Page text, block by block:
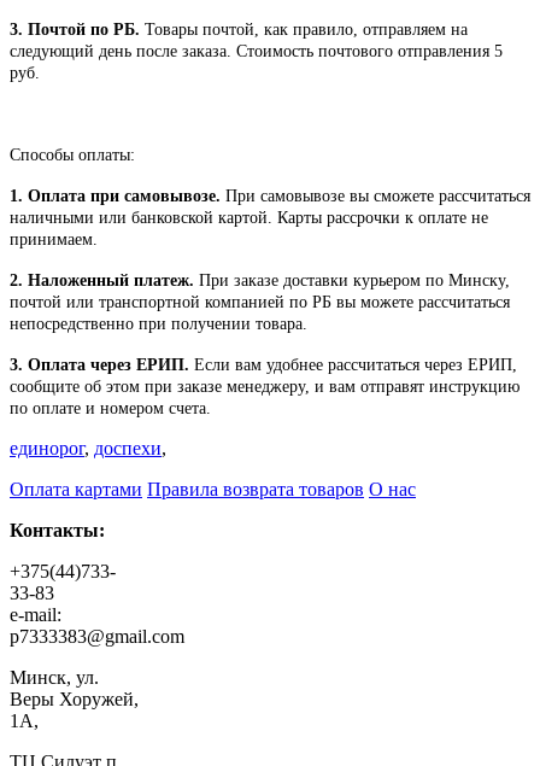
3. Почтой по РБ. Товары почтой, как правило, отправляем на
следующий день после заказа. Стоимость почтового отправления 5
руб.
Способы оплаты:
1. Оплата при самовывозе. При самовывозе вы сможете рассчитаться
наличными или банковской картой. Карты рассрочки к оплате не
принимаем.
2. Наложенный платеж. При заказе доставки курьером по Минску,
почтой или транспортной компанией по РБ вы можете рассчитаться
непосредственно при получении товара.
3. Оплата через ЕРИП. Если вам удобнее рассчитаться через ЕРИП,
сообщите об этом при заказе менеджеру, и вам отправят инструкцию
по оплате и номером счета.
единорог, доспехи,
Оплата картами Правила возврата товаров О нас
Контакты:
+375(44)733-
33-83
e-mail:
p7333383@gmail.com
Минск, ул.
Веры Хоружей,
1А,